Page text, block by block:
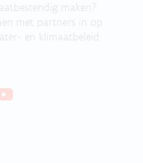
maken?
met partners in op
en klimaatbeleid.